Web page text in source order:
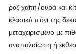
ροζ χαίτη/ουρά και
κλασικό πόνι της
μεταχειρισμένο με
αναπαλαίωση ή